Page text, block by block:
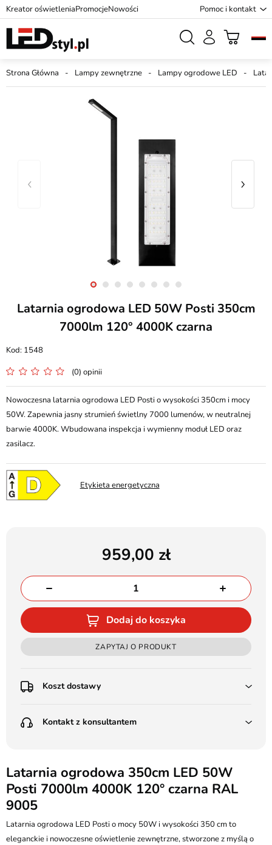
Kreator oświetleniaPromocjeNowości Pomoc i kontakt
Strona Główna Lampy zewnętrzne Lampy ogrodowe LED
Latarnia ogrodowa LED 50W Posti 350cm
7000lm 120° 4000K czarna
1548
(0) opinii
Nowoczesna latarnia ogrodowa LED Posti o wysokości 350cm i mocy
50W. Zapewnia jasny strumień świetlny 7000 lumenów, w neutralnej
barwie 4000K. Wbudowana inspekcja i wymienny moduł LED oraz
zasilacz.
Etykieta energetyczna
959,00
Dodaj do koszyka
ZAPYTAJ O PRODUKT
Koszt dostawy
Poczta Polska Kurier 48H - 11 zł
(od 1000 zł dla gabarytów, nie dotyczy produktów 3m)
Pobranie:
Kurier GLS - 20 zł
Przesyłka Gabarytowa - 35 zł
Kontakt z konsultantem
Batalionów Chłopskich 12, 94-058 Łódź
506 336 320
Latarnia ogrodowa 350cm LED 50W
Posti 7000lm 4000K 120° czarna RAL
9005
Latarnia ogrodowa LED Posti o mocy 50W i wysokości 350 cm to
eleganckie i nowoczesne oświetlenie zewnętrzne, stworzone z myślą o